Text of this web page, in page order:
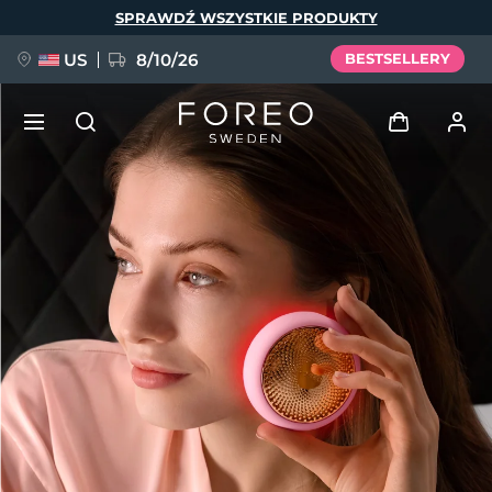
SPRAWDŹ WSZYSTKIE PRODUKTY
US 8/10/26 BESTSELLERY
Zaloguj
Profil użytkownika
Moje urządzenia
Moje zamówienia
Moje adresy
Moje subskrypcje
NOWOŚĆ
FAQ™ Pure Beauty-Tech Elixir
BREAKING NEWS
issa™ Teeth Whitening Set
Deutsch
Español
Français
Italiano
Português
Polski
Svenska
Русский
Türkçe
简体中文 繁體中文